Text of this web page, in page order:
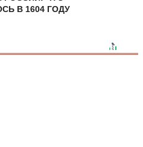
В 1604 ГОДУ